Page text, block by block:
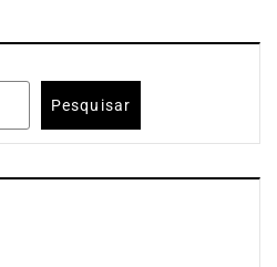
Pesquisar